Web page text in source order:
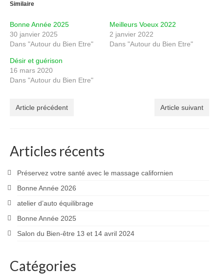
Similaire
Bonne Année 2025
30 janvier 2025
Dans "Autour du Bien Etre"
Meilleurs Voeux 2022
2 janvier 2022
Dans "Autour du Bien Etre"
Désir et guérison
16 mars 2020
Dans "Autour du Bien Etre"
Article précédent Article suivant
Articles récents
Préservez votre santé avec le massage californien
Bonne Année 2026
atelier d’auto équilibrage
Bonne Année 2025
Salon du Bien-être 13 et 14 avril 2024
Catégories